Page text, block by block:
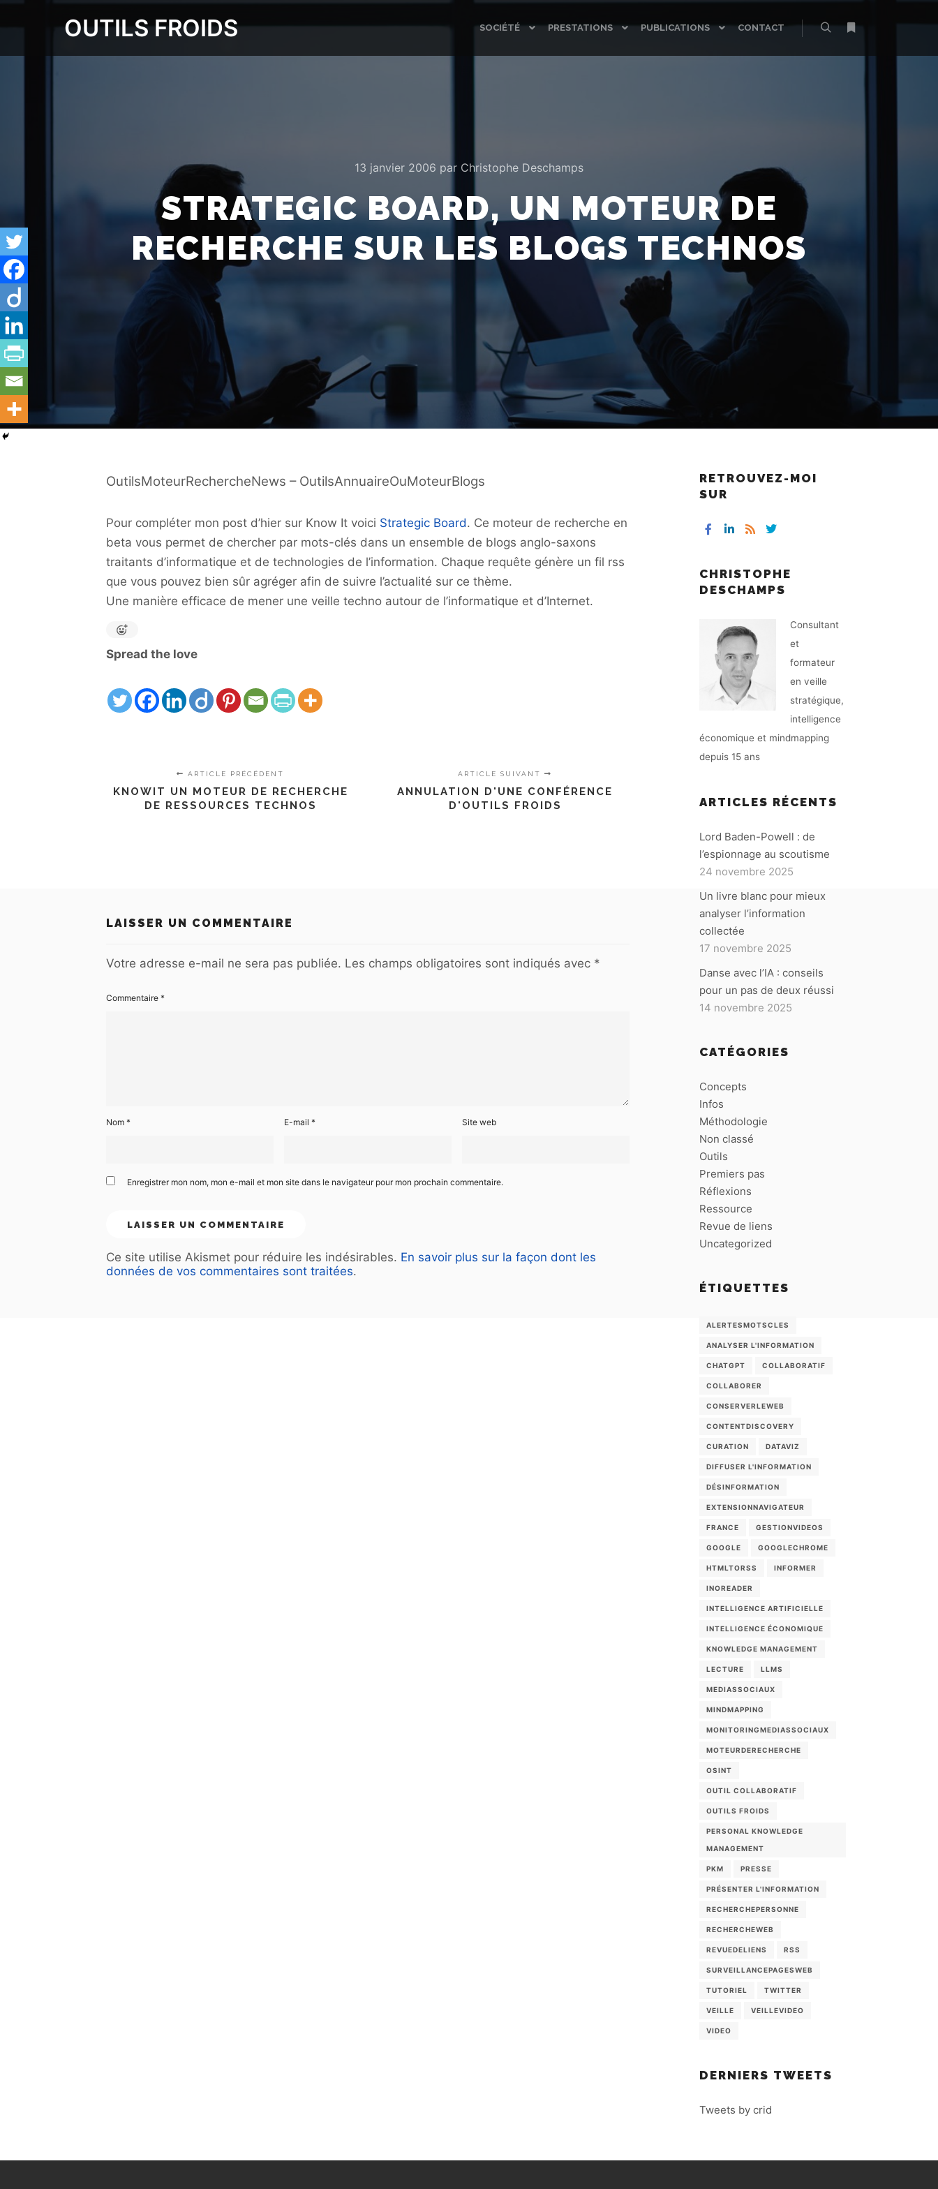
OUTILS FROIDS SOCIÉTÉ PRESTATIONS PUBLICATIONS
CONTACT
13 janvier 2006 par Christophe Deschamps
STRATEGIC BOARD, UN MOTEUR DE
RECHERCHE SUR LES BLOGS TECHNOS
OutilsMoteurRechercheNews – OutilsAnnuaireOuMoteurBlogs
Pour compléter mon post d’hier sur Know It voici Strategic Board. Ce moteur de recherche en
beta vous permet de chercher par mots-clés dans un ensemble de blogs anglo-saxons
traitants d’informatique et de technologies de l’information. Chaque requête génère un fil rss
que vous pouvez bien sûr agréger afin de suivre l’actualité sur ce thème.
Une manière efficace de mener une veille techno autour de l’informatique et d’Internet.
Spread the love
ARTICLE PRÉCÉDENT
KNOWIT UN MOTEUR DE RECHERCHE
DE RESSOURCES TECHNOS
ARTICLE SUIVANT
ANNULATION D'UNE CONFÉRENCE
D'OUTILS FROIDS
LAISSER UN COMMENTAIRE
Votre adresse e-mail ne sera pas publiée. Les champs obligatoires sont indiqués avec *
Commentaire *
Nom * E-mail * Site web
Enregistrer mon nom, mon e-mail et mon site dans le navigateur pour mon prochain commentaire.
Ce site utilise Akismet pour réduire les indésirables. En savoir plus sur la façon dont les
données de vos commentaires sont traitées.
RETROUVEZ-MOI
SUR
CHRISTOPHE
DESCHAMPS
Consultant
et
formateur
en veille
stratégique,
intelligence
économique et mindmapping
depuis 15 ans
ARTICLES RÉCENTS
Lord Baden-Powell : de
l’espionnage au scoutisme
24 novembre 2025
Un livre blanc pour mieux
analyser l’information
collectée
17 novembre 2025
Danse avec l’IA : conseils
pour un pas de deux réussi
14 novembre 2025
CATÉGORIES
Concepts
Infos
Méthodologie
Non classé
Outils
Premiers pas
Réflexions
Ressource
Revue de liens
Uncategorized
ÉTIQUETTES
ALERTESMOTSCLES
ANALYSER L'INFORMATION
CHATGPT COLLABORATIF
COLLABORER
CONSERVERLEWEB
CONTENTDISCOVERY
CURATION DATAVIZ
DIFFUSER L'INFORMATION
DÉSINFORMATION
EXTENSIONNAVIGATEUR
FRANCE GESTIONVIDEOS
GOOGLE GOOGLECHROME
HTMLTORSS INFORMER
INOREADER
INTELLIGENCE ARTIFICIELLE
INTELLIGENCE ÉCONOMIQUE
KNOWLEDGE MANAGEMENT
LECTURE LLMS
MEDIASSOCIAUX
MINDMAPPING
MONITORINGMEDIASSOCIAUX
MOTEURDERECHERCHE
OSINT
OUTIL COLLABORATIF
OUTILS FROIDS
PERSONAL KNOWLEDGE
MANAGEMENT
PKM PRESSE
PRÉSENTER L'INFORMATION
RECHERCHEPERSONNE
RECHERCHEWEB
REVUEDELIENS RSS
SURVEILLANCEPAGESWEB
TUTORIEL TWITTER
VEILLE VEILLEVIDEO
VIDEO
DERNIERS TWEETS
Tweets by crid